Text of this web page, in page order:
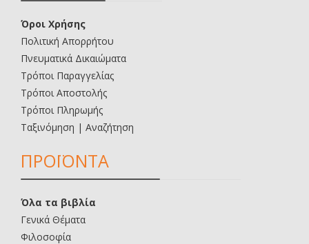
Όροι Χρήσης
Πολιτική Απορρήτου
Πνευματικά Δικαιώματα
Τρόποι Παραγγελίας
Τρόποι Αποστολής
Τρόποι Πληρωμής
Ταξινόμηση | Αναζήτηση
ΠΡΟΪΟΝΤΑ
Όλα τα βιβλία
Γενικά Θέματα
Φιλοσοφία